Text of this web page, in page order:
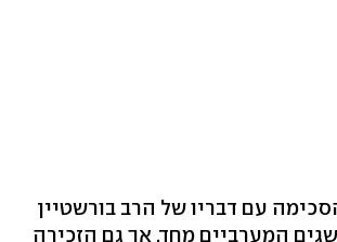
עם דבריו של הרב בורשטיין
המערביים מחד, אך גם הזכירה